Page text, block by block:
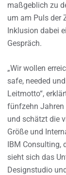
maßgeblich zu
um am Puls der
Inklusion dabei
Gespräch.
„Wir wollen
safe, needed
Leitmotto“,
fünfzehn Jahren
und schätzt die
Größe und
IBM Consulting,
sieht sich das
Designstudio